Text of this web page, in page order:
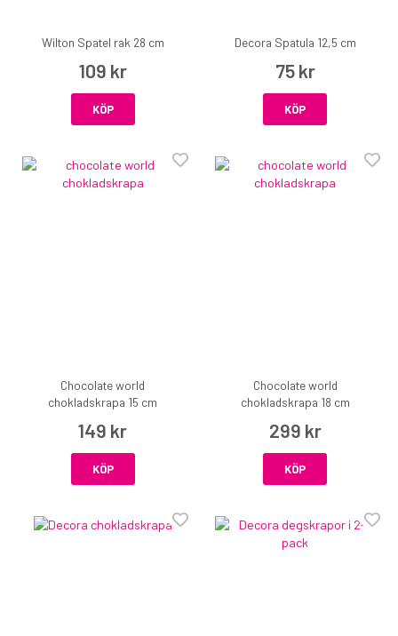
Wilton Spatel rak 28 cm
109 kr
KÖP
Decora Spatula 12,5 cm
75 kr
KÖP
Chocolate world
chokladskrapa 15 cm
149 kr
KÖP
Chocolate world
chokladskrapa 18 cm
299 kr
KÖP